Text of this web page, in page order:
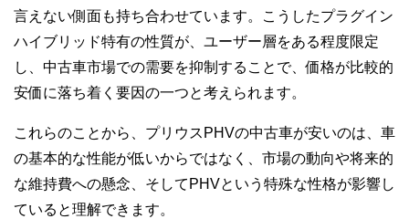
言えない側面も持ち合わせています。こうしたプラグイン
ハイブリッド特有の性質が、ユーザー層をある程度限定
し、中古車市場での需要を抑制することで、価格が比較的
安価に落ち着く要因の一つと考えられます。
これらのことから、プリウスPHVの中古車が安いのは、車
の基本的な性能が低いからではなく、市場の動向や将来的
な維持費への懸念、そしてPHVという特殊な性格が影響し
ていると理解できます。